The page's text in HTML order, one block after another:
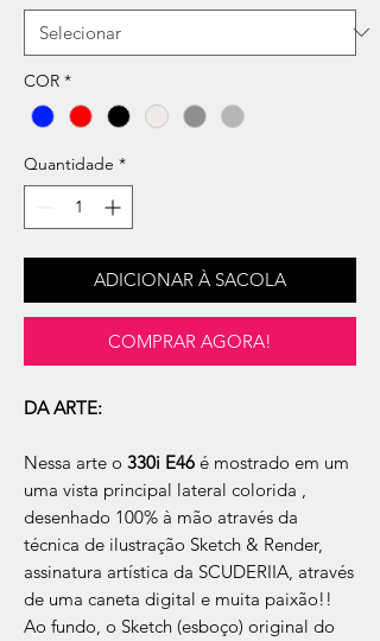
COR *
Quantidade *
ADICIONAR À SACOLA
COMPRAR AGORA!
DA ARTE:
Nessa arte o 330i E46 é mostrado em um
uma vista principal lateral colorida ,
desenhado 100% à mão através da
técnica de ilustração Sketch & Render,
assinatura artística da SCUDERIIA, através
de uma caneta digital e muita paixão!!
Ao fundo, o Sketch (esboço) original do